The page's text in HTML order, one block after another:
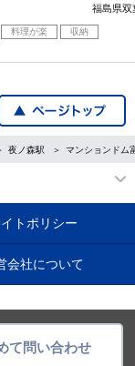
て問い合わせ
福島県双
料理が楽 収納
夜ノ森駅 マンションドム
トポリシー
会社について